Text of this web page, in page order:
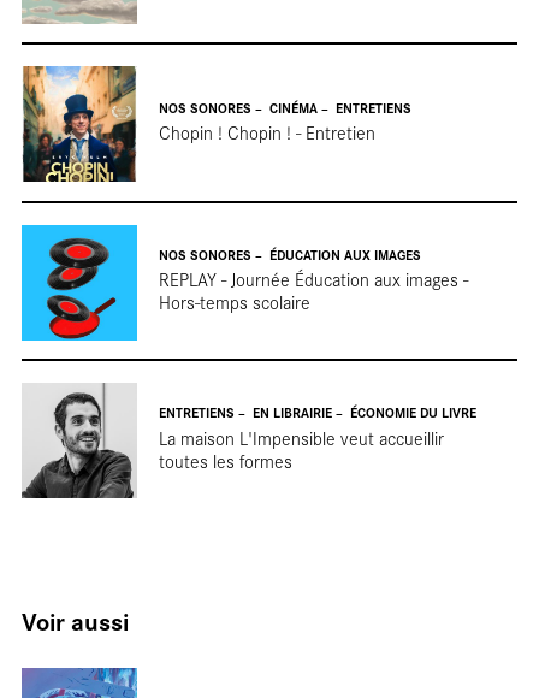
NOS SONORES CINÉMA ENTRETIENS
Chopin ! Chopin ! - Entretien
NOS SONORES ÉDUCATION AUX IMAGES
REPLAY - Journée Éducation aux images -
Hors-temps scolaire
ENTRETIENS EN LIBRAIRIE ÉCONOMIE DU LIVRE
La maison L'Impensible veut accueillir
toutes les formes
Voir aussi